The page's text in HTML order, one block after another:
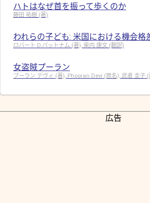
ハトはなぜ首を振って歩くのか
藤田 祐樹 (著)
われらの子ども: 米国における機会格
ロバート D.パットナム (著), 柴内 康文 (翻訳)
女盗賊プーラン
プーラン デヴィ (著), Phooran Devi (原名), 武者 圭子 (
広告